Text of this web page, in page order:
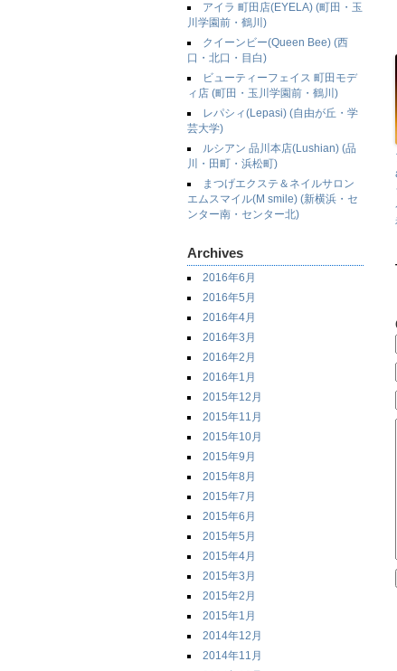
アイラ 町田店(EYELA) (町田・玉
川学園前・鶴川)
クイーンビー(Queen Bee) (西
口・北口・目白)
ビューティーフェイス 町田モデ
ィ店 (町田・玉川学園前・鶴川)
レパシィ(Lepasi) (自由が丘・学
芸大学)
ルシアン 品川本店(Lushian) (品
川・田町・浜松町)
まつげエクステ＆ネイルサロン
エムスマイル(M smile) (新横浜・セ
ンター南・センター北)
Archives
2016年6月
2016年5月
2016年4月
2016年3月
2016年2月
2016年1月
2015年12月
2015年11月
2015年10月
2015年9月
2015年8月
2015年7月
2015年6月
2015年5月
2015年4月
2015年3月
2015年2月
2015年1月
2014年12月
2014年11月